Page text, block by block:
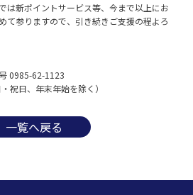
は新ポイントサービス等、今まで以上にお
て参りますので、引き続きご支援の程よろ
0985-62-1123
祝日、年末年始を除く）
一覧へ戻る